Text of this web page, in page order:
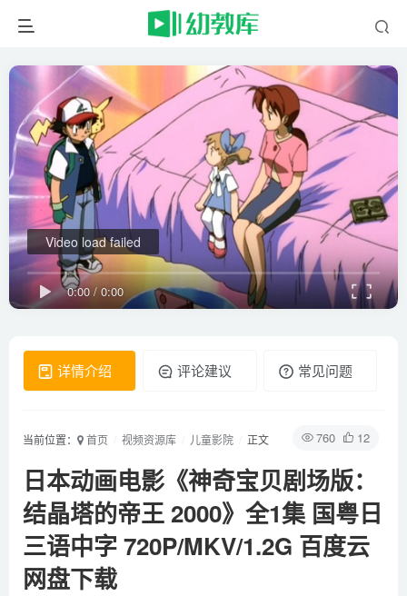
0:00/0:00
Video load failed
详情介绍 评论建议 常见问题
760 12
当前位置： 首页 视频资源库 儿童影院 正文
日本动画电影《神奇宝贝剧场版：
结晶塔的帝王 2000》全1集 国粤日
三语中字 720P/MKV/1.2G 百度云
网盘下载